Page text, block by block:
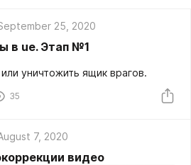
25, 2020
в ue. Этап №1
уничтожить ящик врагов.
35
7, 2020
видео